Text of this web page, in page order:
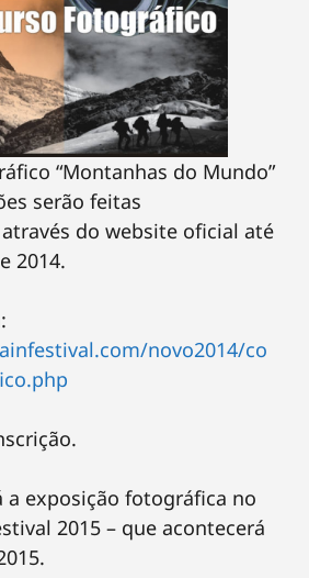
“Montanhas do Mundo”
serão feitas
do website oficial até
2014.
novo2014/co
a exposição fotográfica no
2015 – que acontecerá